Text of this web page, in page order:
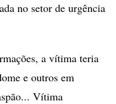
no setor de urgência
a vítima teria
e outros em
Vítima